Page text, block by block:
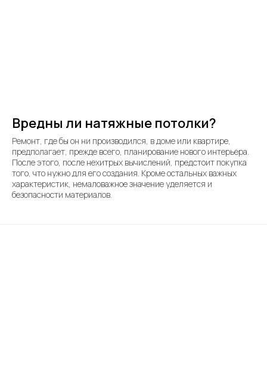
Вредны ли натяжные потолки?
Ремонт, где бы он ни производился, в доме или квартире,
предполагает, прежде всего, планирование нового интерьера.
После этого, после нехитрых вычислений, предстоит покупка
того, что нужно для его создания. Кроме остальных важных
характеристик, немаловажное значение уделяется и
безопасности материалов.